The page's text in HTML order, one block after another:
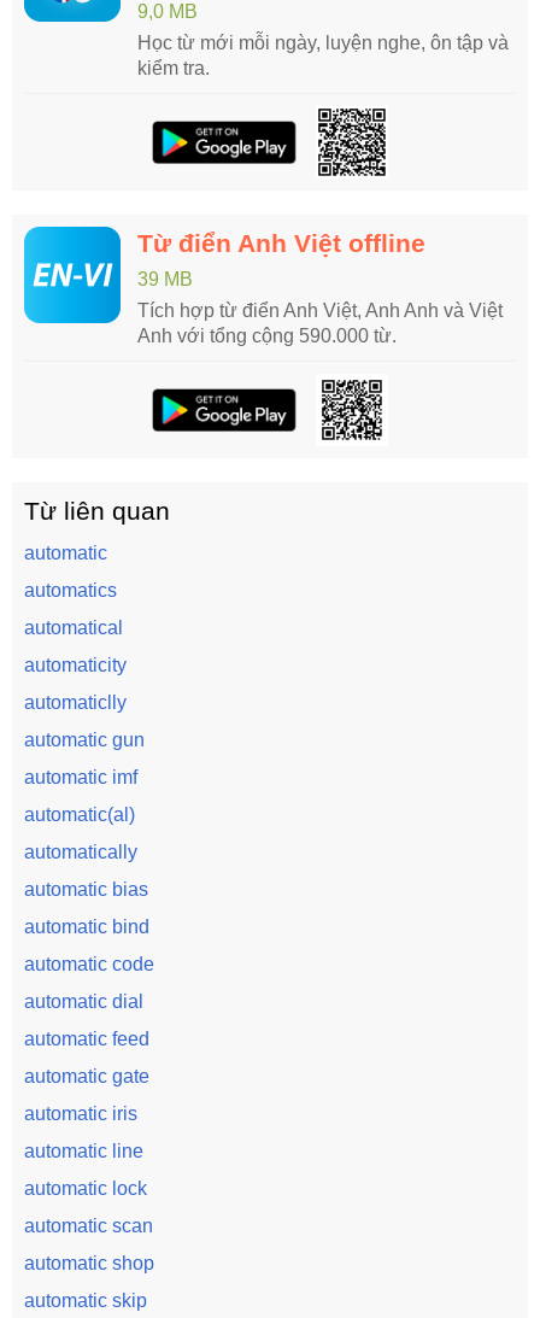
9,0 MB
Học từ mới mỗi ngày, luyện nghe, ôn tập và
kiểm tra.
Từ điển Anh Việt offline
39 MB
Tích hợp từ điển Anh Việt, Anh Anh và Việt
Anh với tổng cộng 590.000 từ.
Từ liên quan
automatic
automatics
automatical
automaticity
automaticlly
automatic gun
automatic imf
automatic(al)
automatically
automatic bias
automatic bind
automatic code
automatic dial
automatic feed
automatic gate
automatic iris
automatic line
automatic lock
automatic scan
automatic shop
automatic skip